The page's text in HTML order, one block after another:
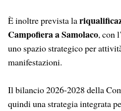
È inoltre prevista la
Campofiera a Samolaco, con
uno spazio strategico per
manifestazioni.
Il bilancio 2026-2028 della
quindi una strategia integrata